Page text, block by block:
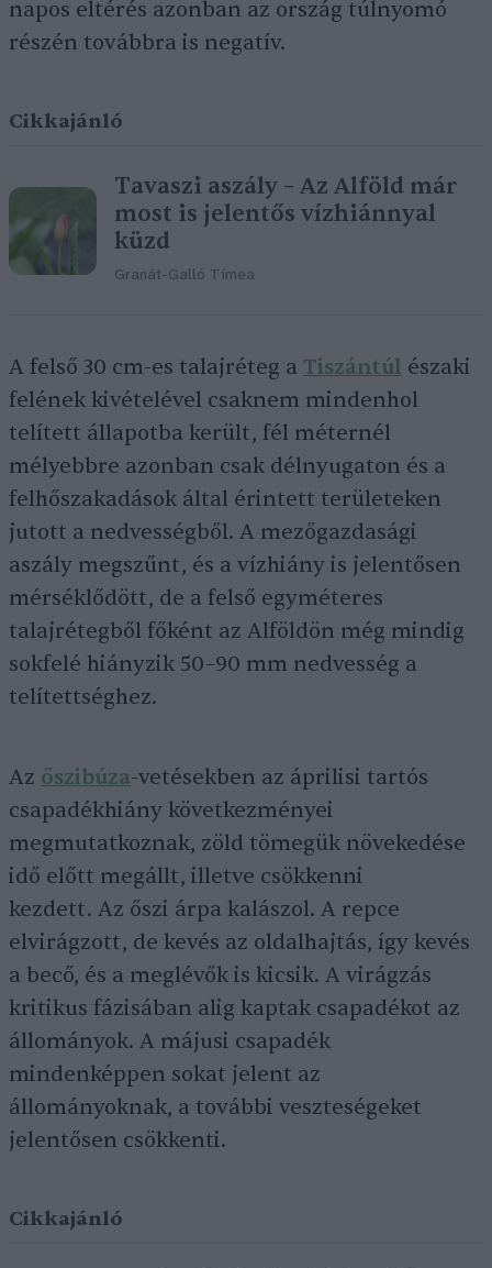
napos eltérés azonban az ország túlnyomó
részén továbbra is negatív.
Cikkajánló
Tavaszi aszály – Az Alföld már
most is jelentős vízhiánnyal
küzd
Granát-Galló Tímea
A felső 30 cm-es talajréteg a Tiszántúl északi
felének kivételével csaknem mindenhol
telített állapotba került, fél méternél
mélyebbre azonban csak délnyugaton és a
felhőszakadások által érintett területeken
jutott a nedvességből. A mezőgazdasági
aszály megszűnt, és a vízhiány is jelentősen
mérséklődött, de a felső egyméteres
talajrétegből főként az Alföldön még mindig
sokfelé hiányzik 50–90 mm nedvesség a
telítettséghez.
Az őszibúza-vetésekben az áprilisi tartós
csapadékhiány következményei
megmutatkoznak, zöld tömegük növekedése
idő előtt megállt, illetve csökkenni
kezdett. Az őszi árpa kalászol. A repce
elvirágzott, de kevés az oldalhajtás, így kevés
a becő, és a meglévők is kicsik. A virágzás
kritikus fázisában alig kaptak csapadékot az
állományok. A májusi csapadék
mindenképpen sokat jelent az
állományoknak, a további veszteségeket
jelentősen csökkenti.
Cikkajánló